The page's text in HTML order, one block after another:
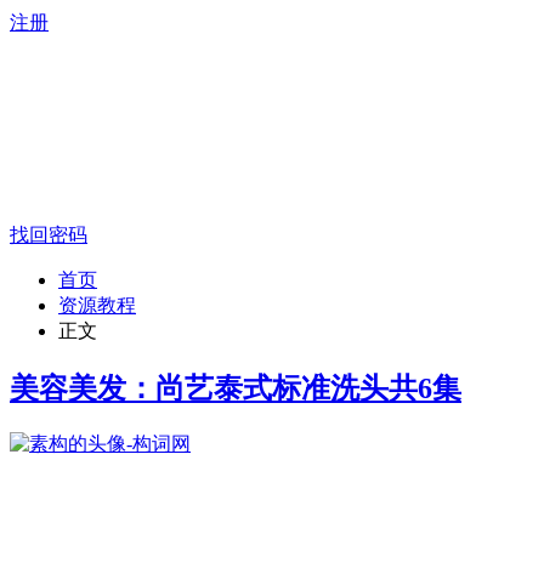
注册
找回密码
首页
资源教程
正文
美容美发：尚艺泰式标准洗头共6集